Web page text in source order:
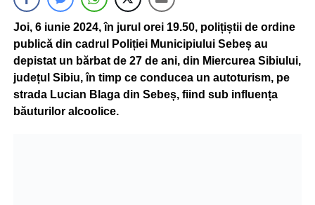
Joi, 6 iunie 2024, în jurul orei 19.50, polițiștii de ordine
publică din cadrul Poliției Municipiului Sebeș au
depistat un bărbat de 27 de ani, din Miercurea Sibiului,
județul Sibiu, în timp ce conducea un autoturism, pe
strada Lucian Blaga din Sebeș, fiind sub influența
băuturilor alcoolice.